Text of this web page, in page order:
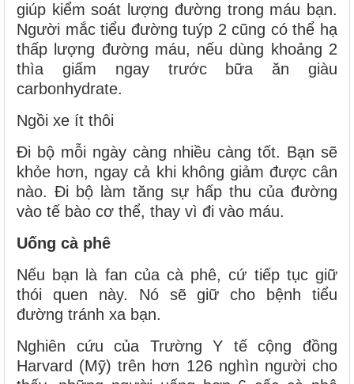
giúp kiểm soát lượng đường trong máu bạn.
Người mắc tiểu đường tuýp 2 cũng có thể hạ
thấp lượng đường máu, nếu dùng khoảng 2
thìa giấm ngay trước bữa ăn giàu
carbonhydrate.
Ngồi xe ít thôi
Đi bộ mỗi ngày càng nhiều càng tốt. Bạn sẽ
khỏe hơn, ngay cả khi không giảm được cân
nào. Đi bộ làm tăng sự hấp thu của đường
vào tế bào cơ thể, thay vì đi vào máu.
Uống cà phê
Nếu bạn là fan của cà phê, cứ tiếp tục giữ
thói quen này. Nó sẽ giữ cho bệnh tiểu
đường tránh xa bạn.
Nghiên cứu của Trường Y tế cộng đồng
Harvard (Mỹ) trên hơn 126 nghìn người cho